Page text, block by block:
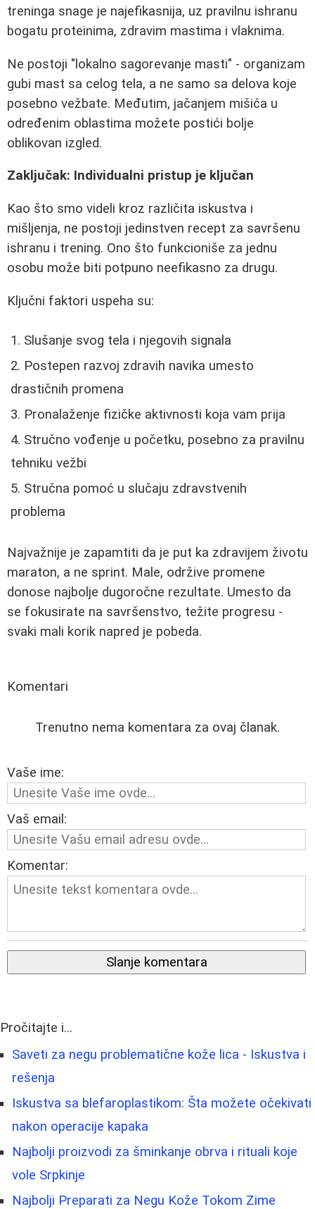
treninga snage je najefikasnija, uz pravilnu ishranu
bogatu proteinima, zdravim mastima i vlaknima.
Ne postoji "lokalno sagorevanje masti" - organizam
gubi mast sa celog tela, a ne samo sa delova koje
posebno vežbate. Međutim, jačanjem mišića u
određenim oblastima možete postići bolje
oblikovan izgled.
Zaključak: Individualni pristup je ključan
Kao što smo videli kroz različita iskustva i
mišljenja, ne postoji jedinstven recept za savršenu
ishranu i trening. Ono što funkcioniše za jednu
osobu može biti potpuno neefikasno za drugu.
Ključni faktori uspeha su:
Slušanje svog tela i njegovih signala
Postepen razvoj zdravih navika umesto
drastičnih promena
Pronalaženje fizičke aktivnosti koja vam prija
Stručno vođenje u početku, posebno za pravilnu
tehniku vežbi
Stručna pomoć u slučaju zdravstvenih
problema
Najvažnije je zapamtiti da je put ka zdravijem životu
maraton, a ne sprint. Male, održive promene
donose najbolje dugoročne rezultate. Umesto da
se fokusirate na savršenstvo, težite progresu -
svaki mali korik napred je pobeda.
Komentari
Trenutno nema komentara za ovaj članak.
Vaše ime:
Vaš email:
Komentar:
Slanje komentara
Pročitajte i...
Saveti za negu problematične kože lica - Iskustva i
rešenja
Iskustva sa blefaroplastikom: Šta možete očekivati
nakon operacije kapaka
Najbolji proizvodi za šminkanje obrva i rituali koje
vole Srpkinje
Najbolji Preparati za Negu Kože Tokom Zime